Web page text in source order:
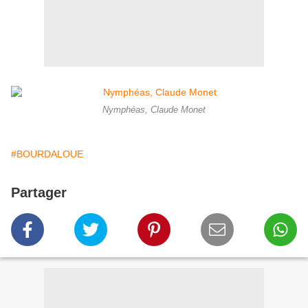
Nymphéas, Claude Monet
#BOURDALOUE
Partager